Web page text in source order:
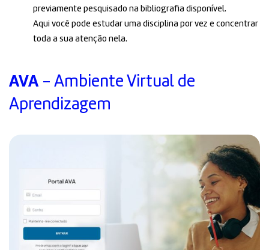
previamente pesquisado na bibliografia disponível.
Aqui você pode estudar uma disciplina por vez e concentrar
toda a sua atenção nela.
AVA - Ambiente Virtual de
Aprendizagem